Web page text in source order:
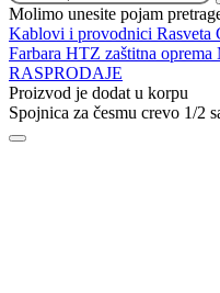
Molimo unesite pojam
Kablovi i provodnici Rasveta
Farbara HTZ zaštitna oprema
RASPRODAJE
Proizvod je dodat u korpu
Spojnica za česmu crevo 1/2